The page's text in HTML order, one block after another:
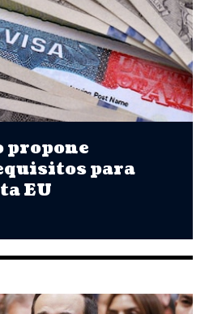
propone
para
EU